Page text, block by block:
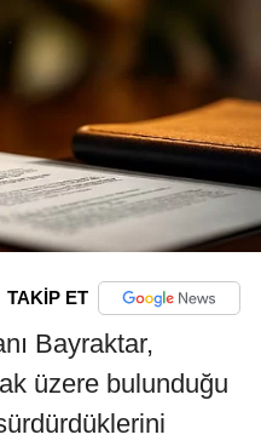
TAKİP ET
Bayraktar,
üzere bulunduğu